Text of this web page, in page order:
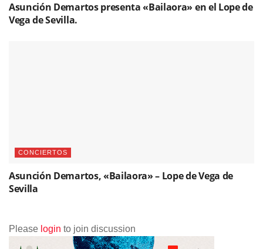
Asunción Demartos presenta «Bailaora» en el Lope de
Vega de Sevilla.
CONCIERTOS
Asunción Demartos, «Bailaora» – Lope de Vega de
Sevilla
Please login to join discussion